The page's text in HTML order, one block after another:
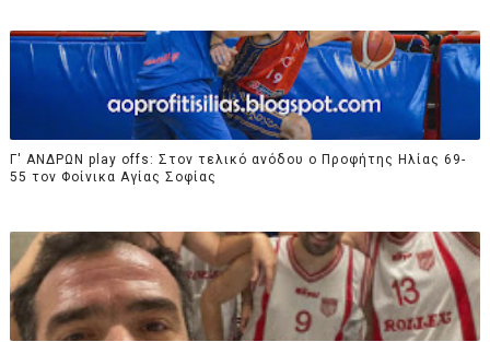
Γ' ΑΝΔΡΩΝ play offs: Στον τελικό ανόδου ο Προφήτης Ηλίας 69-
55 τον Φοίνικα Αγίας Σοφίας